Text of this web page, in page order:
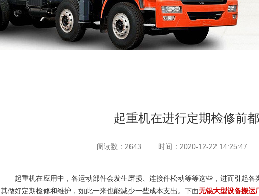
起重机在进行定期检修前
阅读数：2643 时间：2020-12-22 14:25:47
起重机在应用中，各运动部件会发生磨损、连接件松动等等这些，进而引起
其做好定期检修和维护，如此一来也能减少一些成本支出。下面无锡大型设备搬运